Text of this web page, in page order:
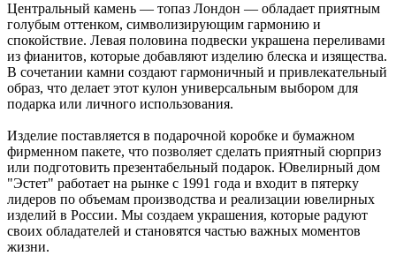
Центральный камень — топаз Лондон — обладает приятным
голубым оттенком, символизирующим гармонию и
спокойствие. Левая половина подвески украшена переливами
из фианитов, которые добавляют изделию блеска и изящества.
В сочетании камни создают гармоничный и привлекательный
образ, что делает этот кулон универсальным выбором для
подарка или личного использования.
Изделие поставляется в подарочной коробке и бумажном
фирменном пакете, что позволяет сделать приятный сюрприз
или подготовить презентабельный подарок. Ювелирный дом
"Эстет" работает на рынке с 1991 года и входит в пятерку
лидеров по объемам производства и реализации ювелирных
изделий в России. Мы создаем украшения, которые радуют
своих обладателей и становятся частью важных моментов
жизни.